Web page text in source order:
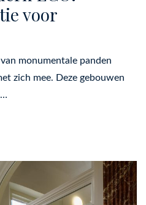
voor
monumentale panden
zich mee. Deze gebouwen